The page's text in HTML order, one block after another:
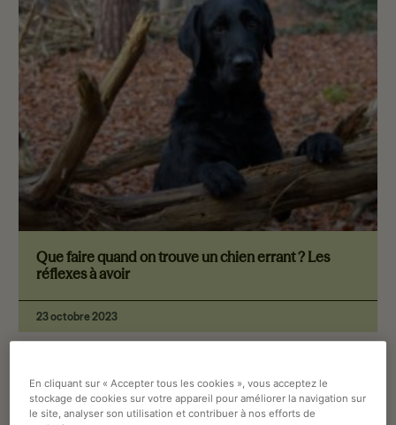
Que faire quand on trouve un chien errant ? Les
réflexes à avoir
23 octobre 2023
COMPORTEMENT
En cliquant sur « Accepter tous les cookies », vous acceptez le
stockage de cookies sur votre appareil pour améliorer la navigation sur
le site, analyser son utilisation et contribuer à nos efforts de